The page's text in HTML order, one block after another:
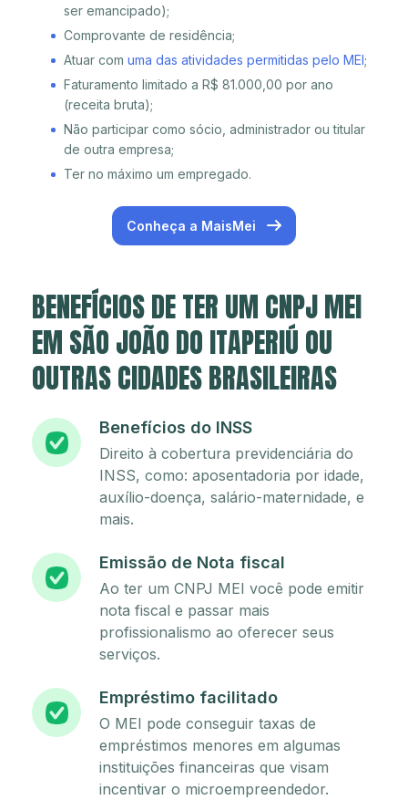
ser emancipado);
Comprovante de residência;
Atuar com uma das atividades permitidas pelo MEI;
Faturamento limitado a R$ 81.000,00 por ano
(receita bruta);
Não participar como sócio, administrador ou titular
de outra empresa;
Ter no máximo um empregado.
Conheça a MaisMei
BENEFÍCIOS DE TER UM CNPJ MEI
EM SÃO JOÃO DO ITAPERIÚ OU
OUTRAS CIDADES BRASILEIRAS
Benefícios do INSS
Direito à cobertura previdenciária do
INSS, como: aposentadoria por idade,
auxílio-doença, salário-maternidade, e
mais.
Emissão de Nota fiscal
Ao ter um CNPJ MEI você pode emitir
nota fiscal e passar mais
profissionalismo ao oferecer seus
serviços.
Empréstimo facilitado
O MEI pode conseguir taxas de
empréstimos menores em algumas
instituições financeiras que visam
incentivar o microempreendedor.